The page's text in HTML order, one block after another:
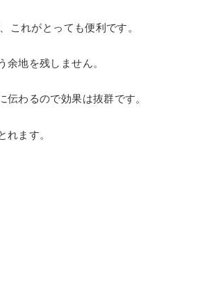
これがとっても便利です。
地を残しません。
わるので効果は抜群です。
ます。